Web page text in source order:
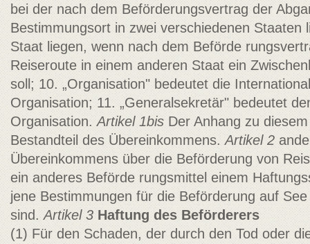
bei der nach dem Beförderungsvertrag der
Bestimmungsort in zwei verschiedenen Staaten
Staat liegen, wenn nach dem Beförde­
Reiseroute in einem anderen Staat ein
soll; 10. „Organisation" bedeutet die
Organisation; 11. „Generalsekretär" bedeutet
Organisation. Artikel 1bis Der Anhang zu
Bestandteil des Übereinkommens. Artikel 2
Übereinkommens über die Beförderung von
ein anderes Beförde­ rungsmittel einem
jene Bestimmungen für die Beförderung auf
sind. Artikel 3 Haftung des Beförderers
(1) Für den Schaden, der durch den Tod oder